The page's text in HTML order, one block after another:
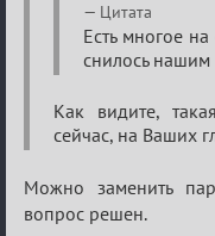
Цитата
Есть многое
снилось
Как видите,
сейчас, на Ваших
Можно заменить
вопрос решен.